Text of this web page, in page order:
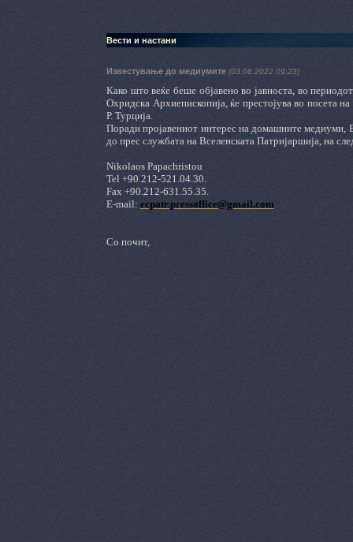
Вести и настани
Известување до медиумите (03.06.2022 09:23)
Како што веќе беше објавено во јавноста, во
Охридска Архиепископија, ќе престојува во посета
Р. Турција.
Поради пројавениот интерес на домашните медиуми,
до прес службата на Вселенската Патријаршија, на
Nikolaos Papachristou
Tel +90.212-521.04.30.
Fax +90.212-631.55.35.
E-mail: ecpatr.pressoffice@gmail.com
Со почит,